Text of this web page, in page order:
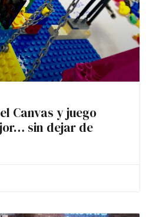
Canvas y juego
sin dejar de